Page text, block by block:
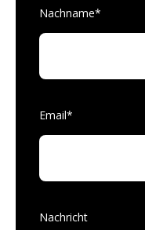
Nachname*
Email*
Nachricht